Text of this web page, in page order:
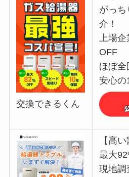
交換できるくん
がっち
介！
上場
OFF
ほぼ
安心の
【高
最大
現地調